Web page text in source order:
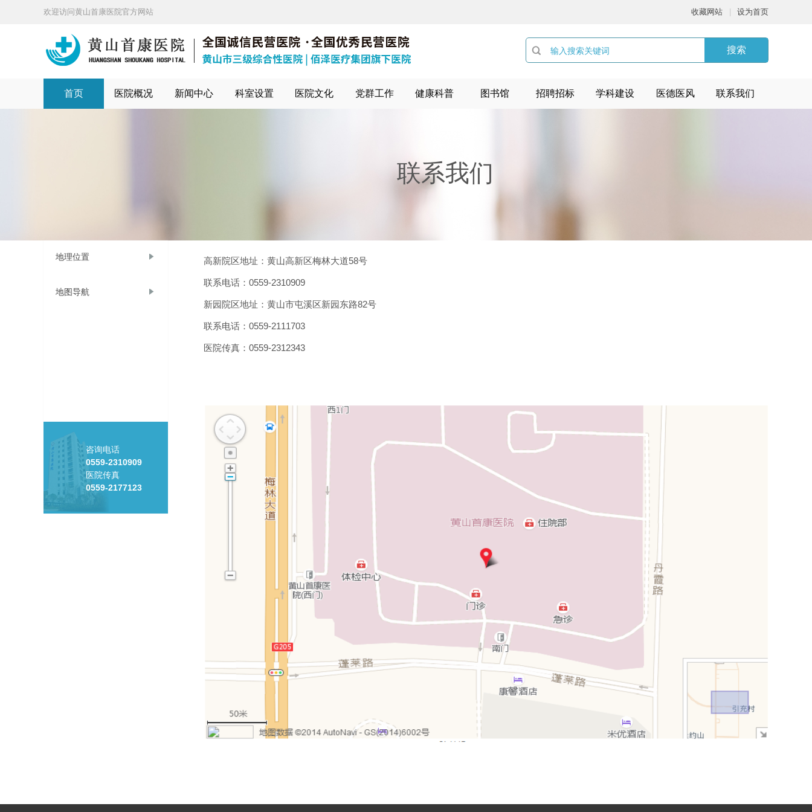
欢迎访问黄山首康医院官方网站 收藏网站 设为首页
 搜索
首页 医院概况 新闻中心 科室设置 医院文化 党群工作 健康科普 图书馆 招聘招标 学科建设 医德医风 联系我们
联系我们
地理位置
地图导航
咨询电话
0559-2310909
医院传真
0559-2177123
高新院区地址：黄山高新区梅林大道58号
联系电话： 0559-2310909
新园院区地址：黄山市屯溪区新园东路82号
联系电话： 0559-2111703
医院传真： 0559-2312343